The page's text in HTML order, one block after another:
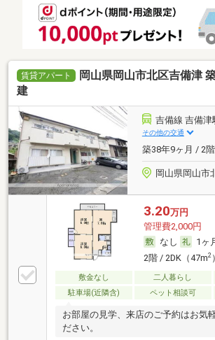
賃貸アパート
岡山県岡山市北区吉備津
建
吉備線 吉備津
その他の交通
築38年9ヶ月 / 2
岡山県岡山市
3.20万円
管理費2,000円
なし
1ヶ
2階 / 2DK（47m2）
敷金なし 二人暮らし
駐車場(近隣含)
ペット相談可
お部屋の見学、来店のご予約はお気
ださい。